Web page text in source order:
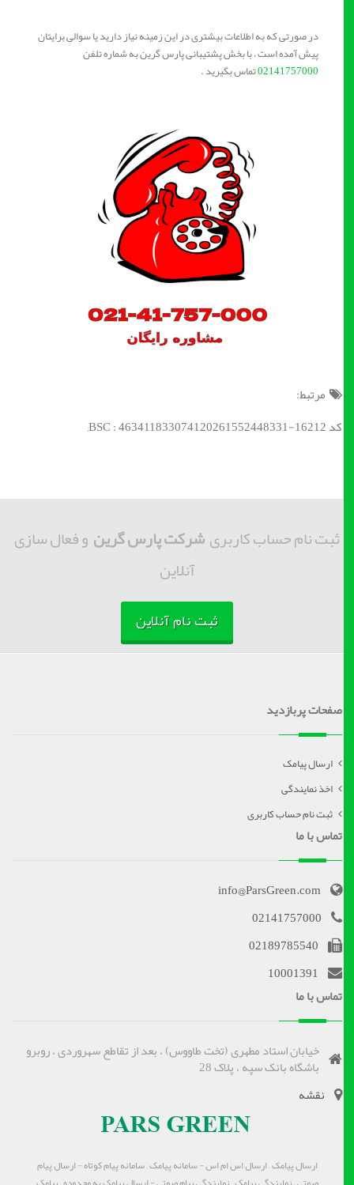
در صورتی که به اطلاعات بیشتری در این زمینه نیاز دارید یا سوالی برایتان
پیش آمده است ، با بخش پشتیبانی پارس گرین به شماره تلفن
02141757000تماس بگیرید .
مرتبط:
کد BSC : 463411833074120261552448331-16212;
ثبت نام حساب کاربریشرکت پارس گرینو فعال سازی
آنلاین
ثبت نام آنلاین
صفحات پربازدید
ارسال پیامک
اخذ نمایندگی
ثبت نام حساب کاربری
تماس با ما
info@ParsGreen.com
02141757000
02189785540
10001391
تماس با ما
خیابان استاد مطهری (تخت طاووس) ، بعد از تقاطع سهروردی ، روبرو
باشگاه بانک سپه ، پلاک 28
نقشه
ارسال پیامک – ارسال اس ام اس - سامانه پیامک – سامانه پیام کوتاه - ارسال پیام